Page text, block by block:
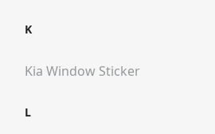
K
Kia Window Sticker
L